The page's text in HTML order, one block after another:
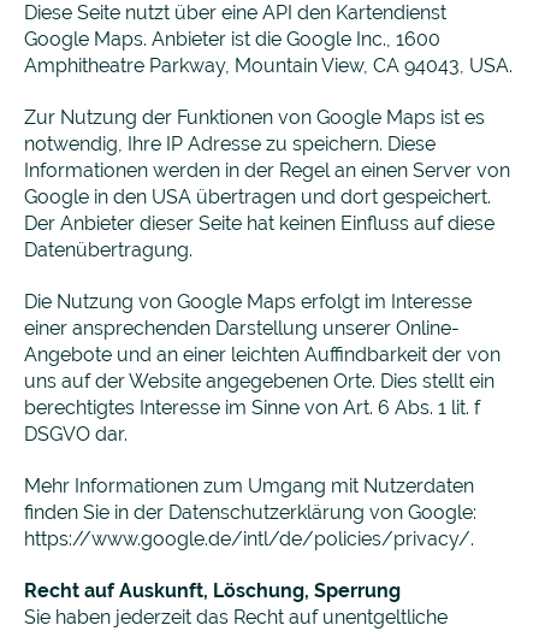
Diese Seite nutzt über eine API den Kartendienst
Google Maps. Anbieter ist die Google Inc., 1600
Amphitheatre Parkway, Mountain View, CA 94043, USA.
Zur Nutzung der Funktionen von Google Maps ist es
notwendig, Ihre IP Adresse zu speichern. Diese
Informationen werden in der Regel an einen Server von
Google in den USA übertragen und dort gespeichert.
Der Anbieter dieser Seite hat keinen Einfluss auf diese
Datenübertragung.
Die Nutzung von Google Maps erfolgt im Interesse
einer ansprechenden Darstellung unserer Online-
Angebote und an einer leichten Auffindbarkeit der von
uns auf der Website angegebenen Orte. Dies stellt ein
berechtigtes Interesse im Sinne von Art. 6 Abs. 1 lit. f
DSGVO dar.
Mehr Informationen zum Umgang mit Nutzerdaten
finden Sie in der Datenschutzerklärung von Google:
https://www.google.de/intl/de/policies/privacy/.
Recht auf Auskunft, Löschung, Sperrung
Sie haben jederzeit das Recht auf unentgeltliche